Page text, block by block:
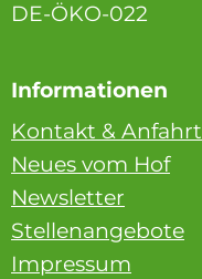
DE-ÖKO-022
Informationen
Kontakt & Anfahrt
Neues vom Hof
Newsletter
Stellenangebote
Impressum